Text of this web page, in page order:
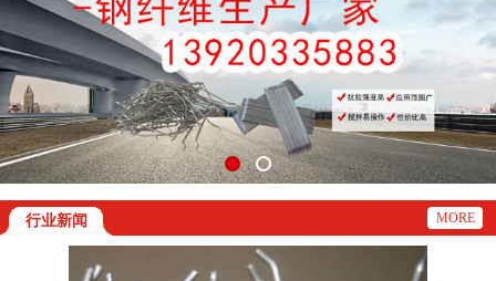
行业新闻 MORE